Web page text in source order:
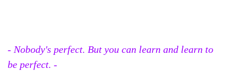
- Nobody's perfect. But you can learn and learn to
be perfect. -